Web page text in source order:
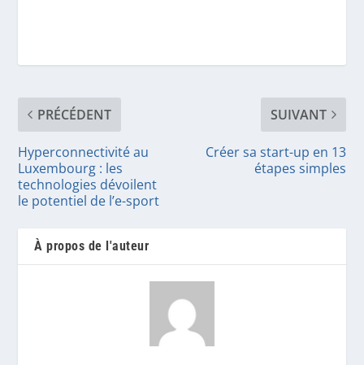
PRÉCÉDENT
Hyperconnectivité au
Luxembourg : les
technologies dévoilent
le potentiel de l’e-sport
SUIVANT
Créer sa start-up en 13
étapes simples
À propos de l'auteur